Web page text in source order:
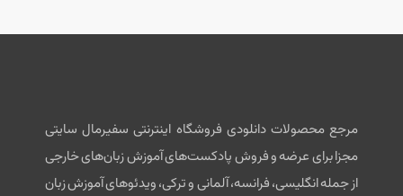
مرجع محصولات دانلودی فروشگاه اینترنتی سفیرمال سایتی
مجزا برای عرضه و فروش پادکست‌های آموزش زبان‌های خارجی
از جمله انگلیسی، فرانسه، آلمانی و ترکی، ویدئوهای آموزش زبان